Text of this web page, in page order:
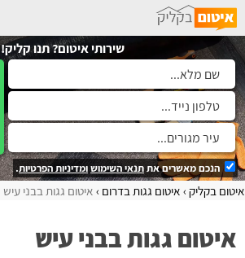
שירותי איטום? תנו קליק!
הנכם מאשרים אתתנאי השימושומדיניות הפרטיות.
איטום בקליק איטום גגות בדרום איטום גגות בבני עיש
איטום גגות בבני עיש